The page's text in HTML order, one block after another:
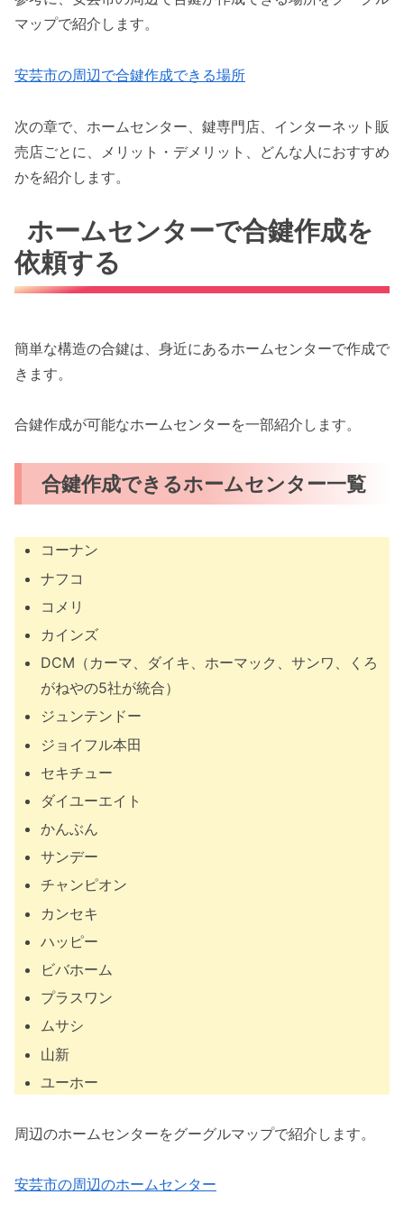
マップで紹介します。
安芸市の周辺で合鍵作成できる場所
次の章で、ホームセンター、鍵専門店、インターネット販
売店ごとに、メリット・デメリット、どんな人におすすめ
かを紹介します。
ホームセンターで合鍵作成を
依頼する
簡単な構造の合鍵は、身近にあるホームセンターで作成で
きます。
合鍵作成が可能なホームセンターを一部紹介します。
合鍵作成できるホームセンター一覧
コーナン
ナフコ
コメリ
カインズ
DCM（カーマ、ダイキ、ホーマック、サンワ、くろ
がねやの5社が統合）
ジュンテンドー
ジョイフル本田
セキチュー
ダイユーエイト
かんぶん
サンデー
チャンピオン
カンセキ
ハッピー
ビバホーム
プラスワン
ムサシ
山新
ユーホー
周辺のホームセンターをグーグルマップで紹介します。
安芸市の周辺のホームセンター